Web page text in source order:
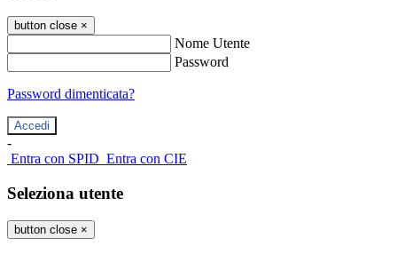
button close ×
Nome Utente
Password
Password dimenticata?
-
Entra con SPID Entra con CIE
Seleziona utente
button close ×